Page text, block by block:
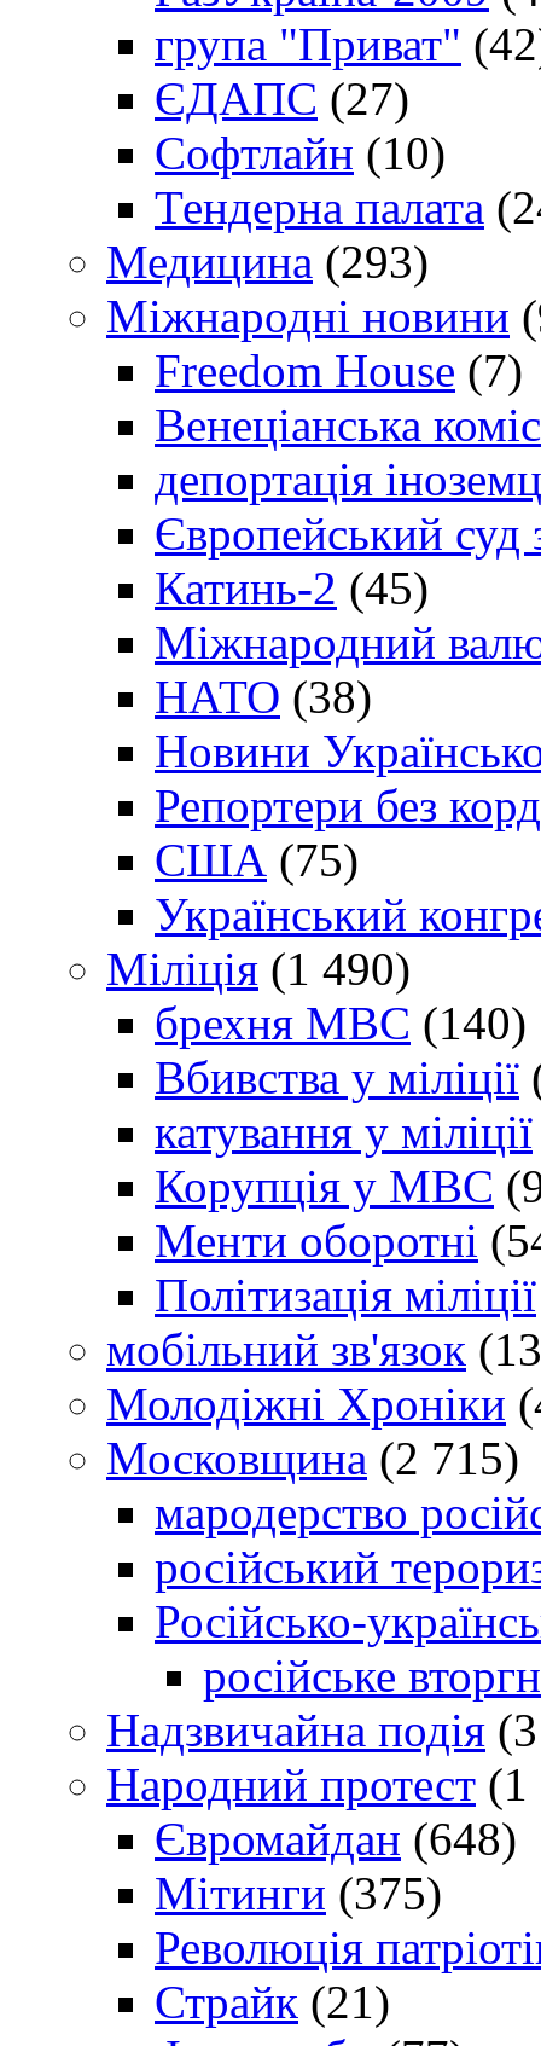
група "Приват"
ЄДАПС (27)
Софтлайн (10)
Тендерна палата
Медицина (293)
Міжнародні новини
Freedom House (7)
Венеціанська
депортація
Європейський
Катинь-2 (45)
Міжнародний
НАТО (38)
Новини
Репортери без
США (75)
Український
Міліція (1 490)
брехня МВС (140)
Вбивства у міліції
катування у міліції
Корупція у МВС
Менти оборотні
Політизація міліції
мобільний зв'язок
Молодіжні Хроніки
Московщина (2 715)
мародерство
російський
Російсько-
російське
Надзвичайна подія
Народний протест (1
Євромайдан (648)
Мітинги (375)
Революція
Страйк (21)